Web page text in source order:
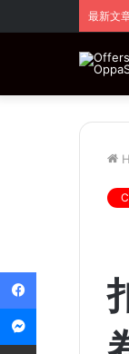
最新文
Facebook
Messenger
Share via Email